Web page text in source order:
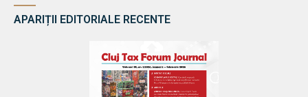
APARIȚII EDITORIALE RECENTE